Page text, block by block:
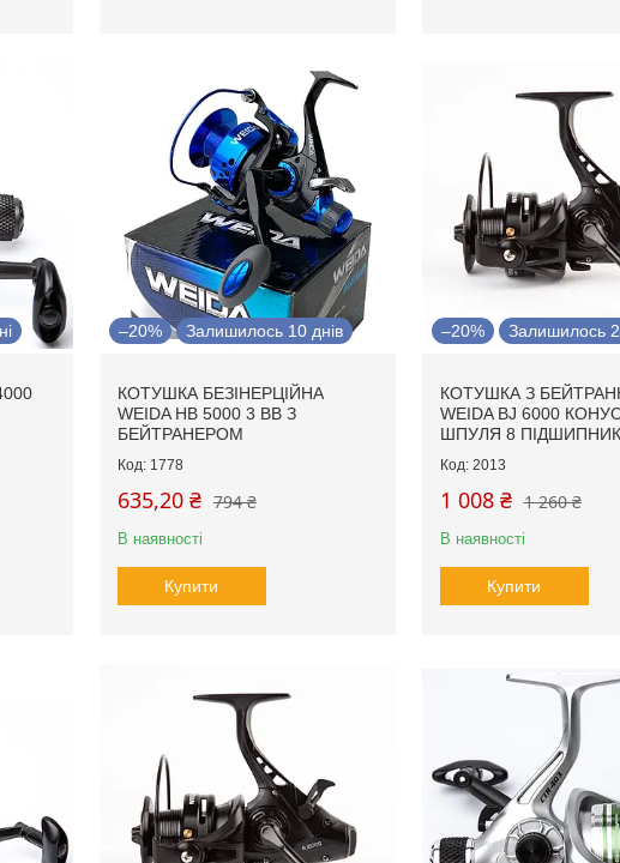
–20% Залишилось 10 днів
КОТУШКА БЕЗІНЕРЦІЙНА
WEIDA HB 5000 3 BB З
БЕЙТРАНЕРОМ
1778
794 ₴
635,20 ₴
В наявності
Купити
–20% Залишилось
КОТУШКА З
WEIDA BJ 6000
ШПУЛЯ 8
2013
1 260 ₴
1 008 ₴
В наявності
Купити